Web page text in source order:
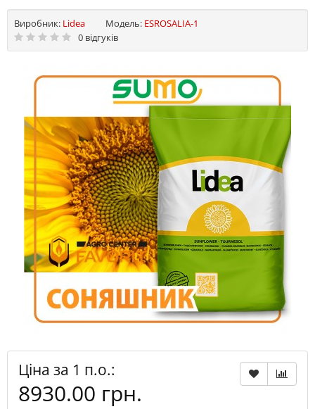
Виробник: Lidea Модель: ESROSALIA-1
0 відгуків
Ціна за 1 п.о.:
8930.00 грн.